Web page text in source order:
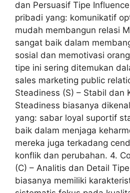
dan Persuasif Tipe
pribadi yang: komunikatif
mudah membangun relasi
sangat baik dalam
sosial dan memotivasi
tipe ini sering ditemukan
sales marketing public
Steadiness (S) – Stabil dan
Steadiness biasanya
yang: sabar loyal suportif
baik dalam menjaga
mereka juga terkadang
konflik dan perubahan. 4.
(C) – Analitis dan Detail
biasanya memiliki